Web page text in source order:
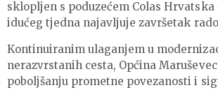
sklopljen s poduzećem Colas Hrvatska
idućeg tjedna najavljuje završetak
Kontinuiranim ulaganjem u
nerazvrstanih cesta, Općina
poboljšanju prometne povezanosti i